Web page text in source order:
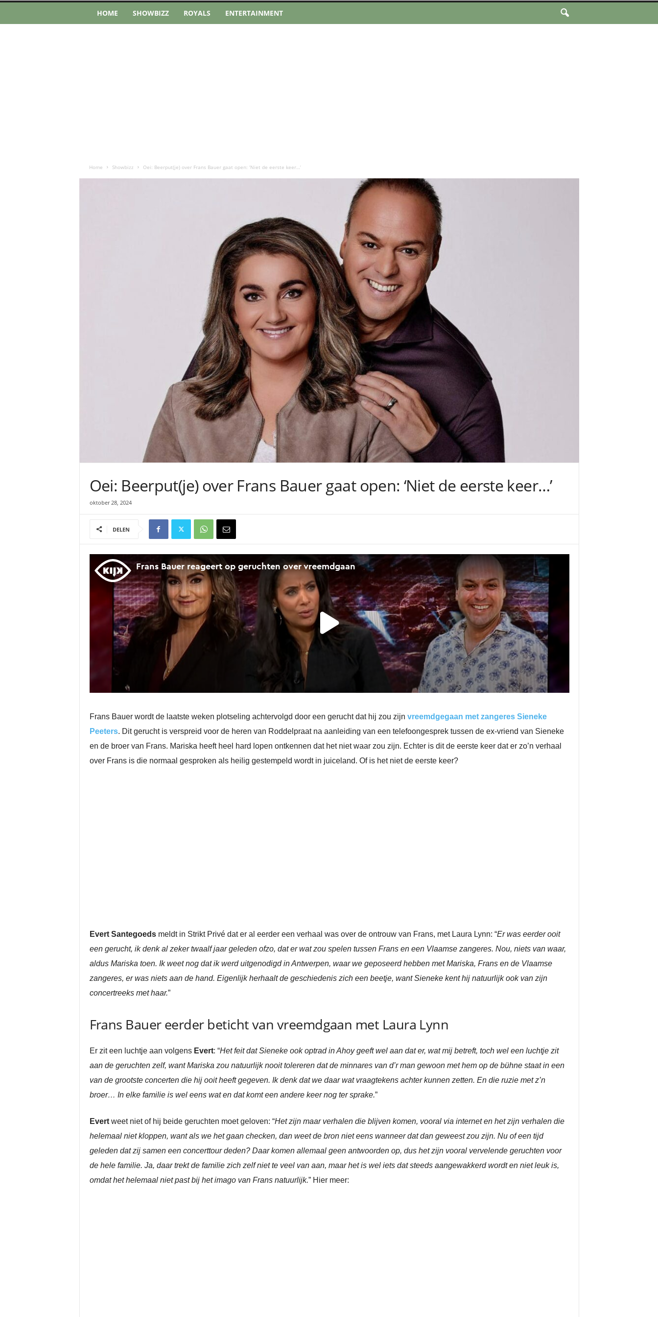
HOME SHOWBIZZ ROYALS ENTERTAINMENT
Home Showbizz Oei: Beerput(je) over Frans Bauer gaat open: ‘Niet de eerste keer…’
Oei: Beerput(je) over Frans Bauer gaat open: ‘Niet de eerste keer…’
oktober 28, 2024
DELEN
Frans Bauer wordt de laatste weken plotseling achtervolgd door een gerucht dat hij zou zijn vreemdgegaan met zangeres Sieneke
Peeters. Dit gerucht is verspreid voor de heren van Roddelpraat na aanleiding van een telefoongesprek tussen de ex-vriend van Sieneke
en de broer van Frans. Mariska heeft heel hard lopen ontkennen dat het niet waar zou zijn. Echter is dit de eerste keer dat er zo’n verhaal
over Frans is die normaal gesproken als heilig gestempeld wordt in juiceland. Of is het niet de eerste keer?
Evert Santegoeds meldt in Strikt Privé dat er al eerder een verhaal was over de ontrouw van Frans, met Laura Lynn: “Er was eerder ooit
een gerucht, ik denk al zeker twaalf jaar geleden ofzo, dat er wat zou spelen tussen Frans en een Vlaamse zangeres. Nou, niets van waar,
aldus Mariska toen. Ik weet nog dat ik werd uitgenodigd in Antwerpen, waar we geposeerd hebben met Mariska, Frans en de Vlaamse
zangeres, er was niets aan de hand. Eigenlijk herhaalt de geschiedenis zich een beetje, want Sieneke kent hij natuurlijk ook van zijn
concertreeks met haar.”
Frans Bauer eerder beticht van vreemdgaan met Laura Lynn
Er zit een luchtje aan volgens Evert: “Het feit dat Sieneke ook optrad in Ahoy geeft wel aan dat er, wat mij betreft, toch wel een luchtje zit
aan de geruchten zelf, want Mariska zou natuurlijk nooit tolereren dat de minnares van d’r man gewoon met hem op de bühne staat in een
van de grootste concerten die hij ooit heeft gegeven. Ik denk dat we daar wat vraagtekens achter kunnen zetten. En die ruzie met z’n
broer… In elke familie is wel eens wat en dat komt een andere keer nog ter sprake.”
Evert weet niet of hij beide geruchten moet geloven: “Het zijn maar verhalen die blijven komen, vooral via internet en het zijn verhalen die
helemaal niet kloppen, want als we het gaan checken, dan weet de bron niet eens wanneer dat dan geweest zou zijn. Nu of een tijd
geleden dat zij samen een concerttour deden? Daar komen allemaal geen antwoorden op, dus het zijn vooral vervelende geruchten voor
de hele familie. Ja, daar trekt de familie zich zelf niet te veel van aan, maar het is wel iets dat steeds aangewakkerd wordt en niet leuk is,
omdat het helemaal niet past bij het imago van Frans natuurlijk.” Hier meer: